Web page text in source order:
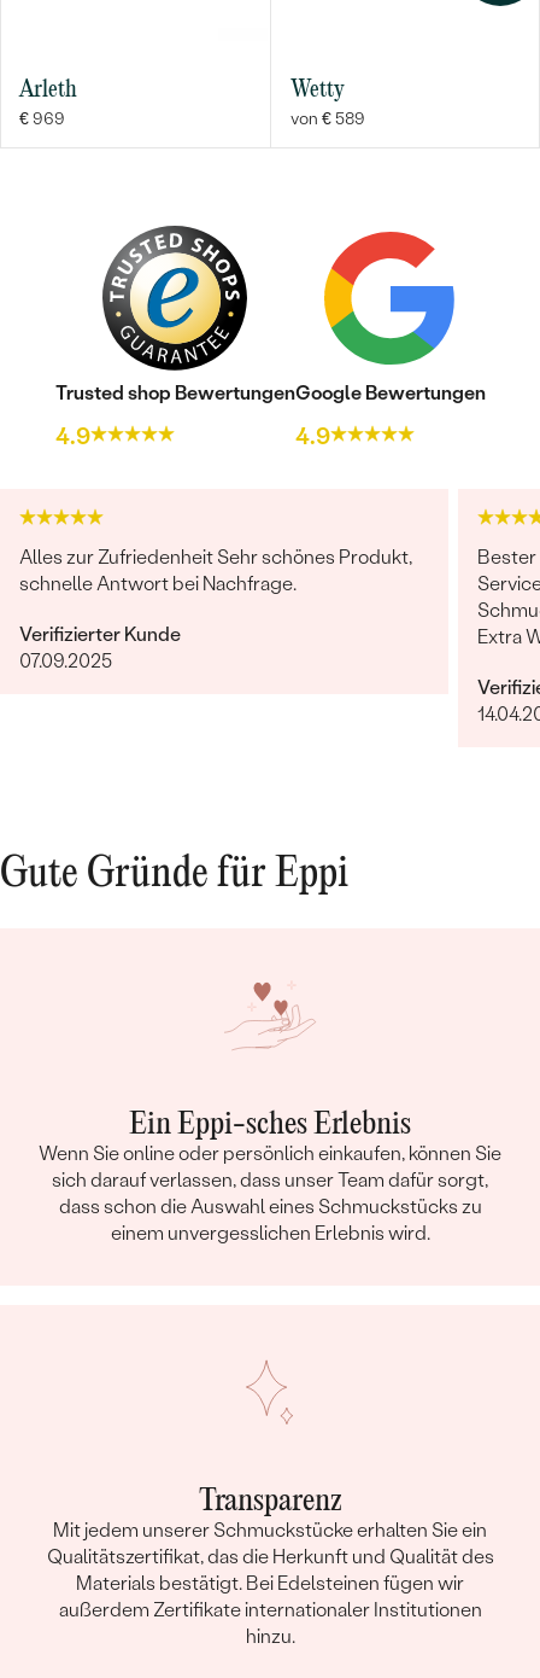
Arleth
€ 969
Wetty
von € 589
Trusted shop Bewertungen
4.9
Google Bewertungen
4.9
Alles zur Zufriedenheit Sehr schönes Produkt,
schnelle Antwort bei Nachfrage.
Verifizierter Kunde
07.09.2025
Bester
Extra
Gute Gründe für Eppi
Ein Eppi-sches Erlebnis
Wenn Sie online oder persönlich einkaufen, können Sie
sich darauf verlassen, dass unser Team dafür sorgt,
dass schon die Auswahl eines Schmuckstücks zu
einem unvergesslichen Erlebnis wird.
Transparenz
Mit jedem unserer Schmuckstücke erhalten Sie ein
Qualitätszertifikat, das die Herkunft und Qualität des
Materials bestätigt. Bei Edelsteinen fügen wir
außerdem Zertifikate internationaler Institutionen
hinzu.